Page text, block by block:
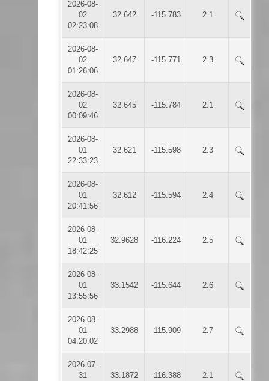
2026-08-
02
02:23:08
32.642 -115.783 2.1
2026-08-
02
01:26:06
32.647 -115.771 2.3
2026-08-
02
00:09:46
32.645 -115.784 2.1
2026-08-
01
22:33:23
32.621 -115.598 2.3
2026-08-
01
20:41:56
32.612 -115.594 2.4
2026-08-
01
18:42:25
32.9628 -116.224 2.5
2026-08-
01
13:55:56
33.1542 -115.644 2.6
2026-08-
01
04:20:02
33.2988 -115.909 2.7
2026-07-
31
33.1872 -116.388 2.1